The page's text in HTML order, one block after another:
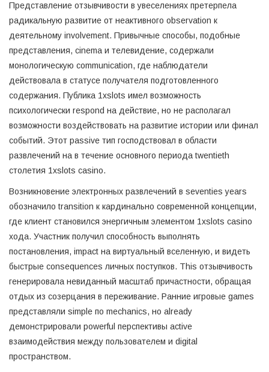
Представление отзывчивости в увеселениях претерпела
радикальную развитие от неактивного observation к
деятельному involvement. Привычные способы, подобные
представления, cinema и телевидение, содержали
монологическую communication, где наблюдатели
действовала в статусе получателя подготовленного
содержания. Публика 1xslots имел возможность
психологически respond на действие, но не располагал
возможности воздействовать на развитие истории или финал
событий. Этот passive тип господствовал в области
развлечений на в течение основного периода twentieth
столетия 1xslots casino.
Возникновение электронных развлечений в seventies years
обозначило transition к кардинально современной концепции,
где клиент становился энергичным элементом 1xslots casino
хода. Участник получил способность выполнять
постановления, impact на виртуальный вселенную, и видеть
быстрые consequences личных поступков. This отзывчивость
генерировала невиданный масштаб причастности, обращая
отдых из созерцания в переживание. Ранние игровые games
представляли simple по mechanics, но already
демонстрировали powerful перспективы active
взаимодействия между пользователем и digital
пространством.